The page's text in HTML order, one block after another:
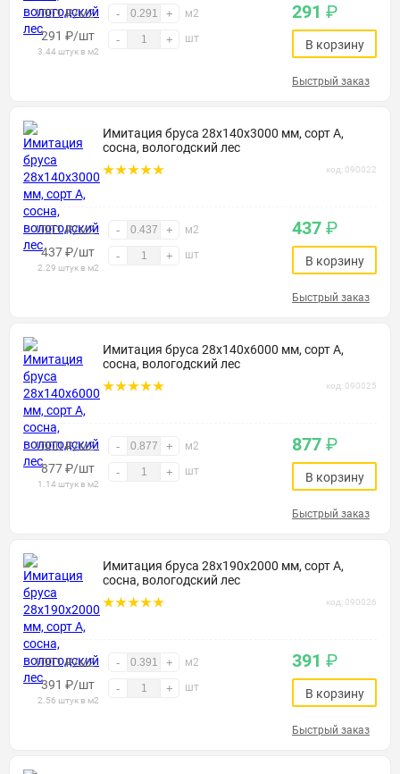
1001 ₽/м2 - + м2
291 ₽/шт
3.44 штук в м2
- + шт
291 ₽
В корзину
Быстрый заказ
Имитация бруса 28х140х3000 мм, сорт А,
сосна, вологодский лес
код: 090022
1001 ₽/м2 - + м2
437₽/шт
2.29 штук в м2
- + шт
437 ₽
В корзину
Быстрый заказ
Имитация бруса 28х140х6000 мм, сорт А,
сосна, вологодский лес
код: 090025
1000 ₽/м2 - + м2
877₽/шт
1.14 штук в м2
- + шт
877 ₽
В корзину
Быстрый заказ
Имитация бруса 28х190х2000 мм, сорт А,
сосна, вологодский лес
код: 090026
1001 ₽/м2 - + м2
391 ₽/шт
2.56 штук в м2
- + шт
391 ₽
В корзину
Быстрый заказ